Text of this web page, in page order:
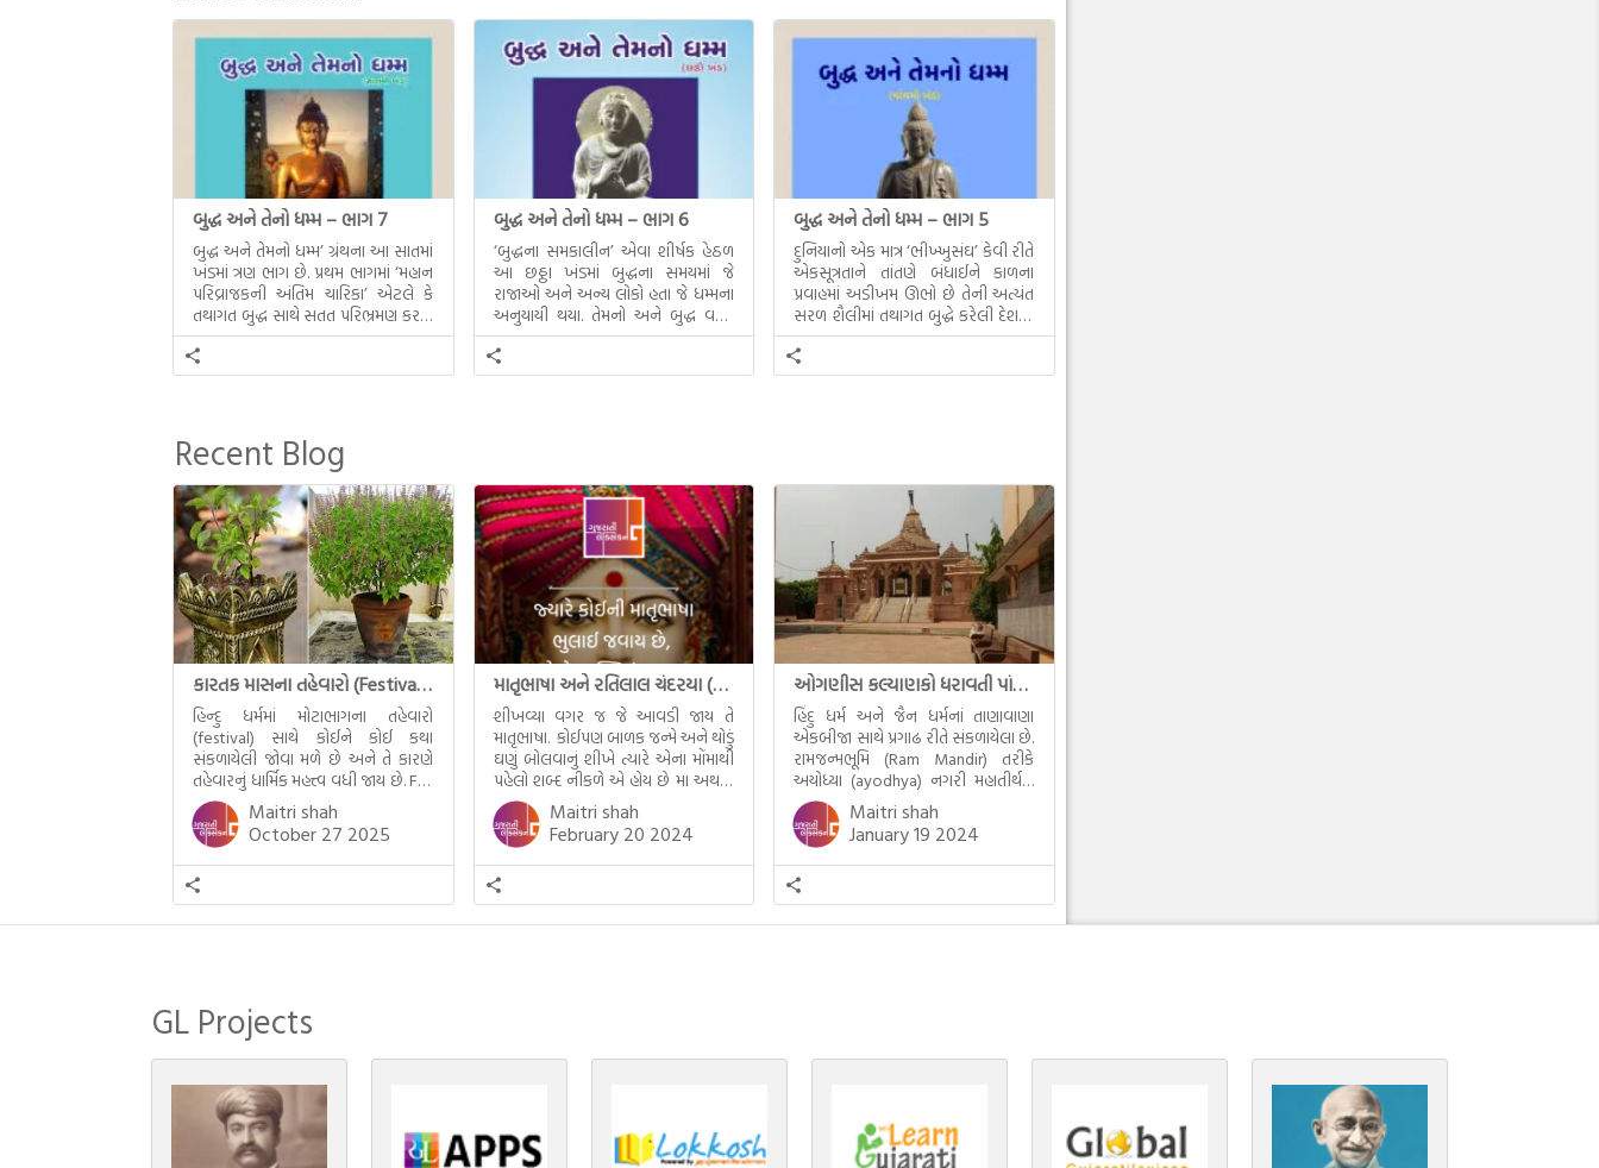
બુદ્ધ અને તેનો ધમ્મ – ભાગ 7
બુદ્ધ અને તેમનો ધમ્મ’ ગ્રંથના આ સાતમાં
ખંડમાં ત્રણ ભાગ છે. પ્રથમ ભાગમાં ‘મહાન
પરિવ્રાજકની અંતિમ ચારિકા’ એટલે કે
તથાગત બુદ્ધ સાથે સતત પરિભ્રમણ કરતા
સહચારીઓ સાથે ફરી એકવારની
મુલાકાત, બીજા ભાગમાં તથાગતે
વૈશાલીથી વિદાય લીધી તે અને ત્રીજા
દૃશ્યો અંકિત થયાં છે. ટૂંકમાં બુદ્ધનાં
જીવનના અંતિમ દિવસોની યાત્રાનો
પરિપાક જોવા મળે […]
બુદ્ધ અને તેનો ધમ્મ – ભાગ 6
‘બુદ્ધના સમકાલીન’ એવા શીર્ષક હેઠળ
આ છઠ્ઠા ખંડમાં બુદ્ધના સમયમાં જે
રાજાઓ અને અન્ય લોકો હતા જે ધમ્મના
અનુયાયી થયા. તેમનો અને બુદ્ધ વચ્ચે
થયેલો સત્સંગ વીશે જાણકારી મળે છે.
બુદ્ધ અને તેનો ધમ્મ – ભાગ 5
દુનિયાનો એક માત્ર ‘ભીખ્ખુસંઘ’ કેવી રીતે
એકસૂત્રતાને તાંતણે બંધાઈને કાળના
પ્રવાહમાં અડીખમ ઊભો છે તેની અત્યંત
સરળ શૈલીમાં તથાગત બુદ્ધે કરેલી દેશના
સમાવતો મૂલ્યવાન ગ્રંથ એટલે બુદ્ધ અને
તેનો ધમ્મ.
Recent Blog
કારતક માસના તહેવારો (Festival of Kartik)
હિન્દુ ધર્મમાં મોટાભાગના તહેવારો
(festival) સાથે કોઈને કોઈ કથા
સંકળાયેલી જોવા મળે છે અને તે કારણે
તહેવારનું ધાર્મિક મહત્ત્વ વધી જાય છે. For
example, હાલમાં જ પ્રકાશનો તહેવાર
દિવાળી(diwali)ની ઉજવણી થઈ. પરંતુ
અષાઢ મહિનામાં આવતી દેવપોઢી
અગિયારસથી લઈને કારતિક સુદ
અગિયારસના રોજ આવતી દેવ ઊઠી
અગિયારસ વચ્ચે મોટેભાગે યજ્ઞોપવીત
સંસ્કાર, લગ્ન, દીક્ષાગ્રહણ, યજ્ઞ, ગૃહપ્રવેશ
Maitri shah
October 27 2025
માતૃભાષા અને રતિલાલ ચંદરયા (Ratilal Chandaria)
શીખવ્યા વગર જ જે આવડી જાય તે
માતૃભાષા. કોઈપણ બાળક જન્મે અને થોડું
ઘણું બોલવાનું શીખે ત્યારે એના મોંમાથી
પહેલો શબ્દ નીકળે એ હોય છે મા અથવા
મમ એટલે કે ખાવાનું. વળી આપણે
બાળકને સૂવડાવવા માટે જે ગીત કે
હાલરડાં ગાઈએ છીએ તે પણ આપણે
ગુજરાતીમાં જ ગાઈએ છીએ અંગ્રેજી ગીતો
નથી ગાતા. આમ બાળકને […]
Maitri shah
February 20 2024
ઓગણીસ કલ્યાણકો ધરાવતી પાંચ તીર્થંકરોની પરમ પાવન જન્મભૂમિ – અયોધ્યા (Ayodhya)
હિંદુ ધર્મ અને જૈન ધર્મનાં તાણાવાણા
એકબીજા સાથે પ્રગાઢ રીતે સંકળાયેલા છે.
રામજન્મભૂમિ (Ram Mandir) તરીકે
અયોધ્યા (ayodhya) નગરી મહાતીર્થનું
ગૌરવ પામી છે, તો એ જ રીતે જૈન ધર્મના
ચોવીસ તીર્થંકરોમાંથી પાંચ-પાંચ
તીર્થંકરોનો જન્મ આ અયોધ્યાની પાવન
ભૂમિ પર થયો છે. જૈન ધર્મમાં ચોવીસ
તીર્થંકરોમાંથી પાંચ-પાંચ તીર્થંકરોનાં
કલ્યાણકો અહીં આવ્યાં છે. દરેક
તીર્થંકરના જીવનની ચ્યવન(માતાના […]
Maitri shah
January 19 2024
GL Projects